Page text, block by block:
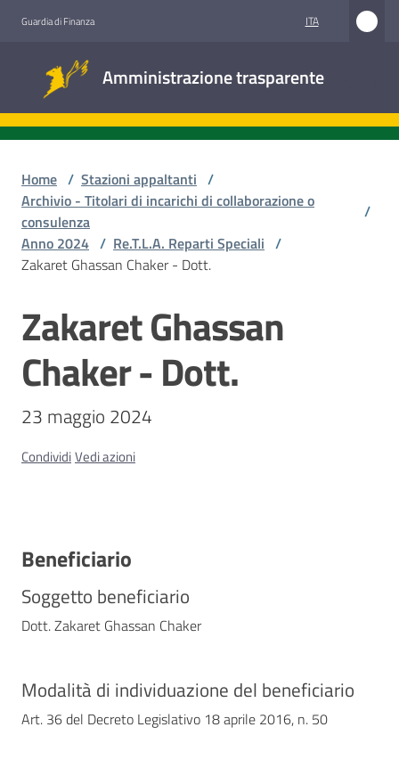
Guardia di Finanza ITA
Amministrazione trasparente
trasparente
Accesso
civico
appaltanti
Home / Stazioni appaltanti /
Archivio - Titolari di incarichi di collaborazione o
consulenza
/
Anno 2024 / Re.T.L.A. Reparti Speciali /
Zakaret Ghassan Chaker - Dott.
Salta al contenuto
Zakaret Ghassan
Chaker - Dott.
23 maggio 2024
CondividiVedi azioni
Beneficiario
Soggetto beneficiario
Dott. Zakaret Ghassan Chaker
Modalità di individuazione del beneficiario
Art. 36 del Decreto Legislativo 18 aprile 2016, n. 50